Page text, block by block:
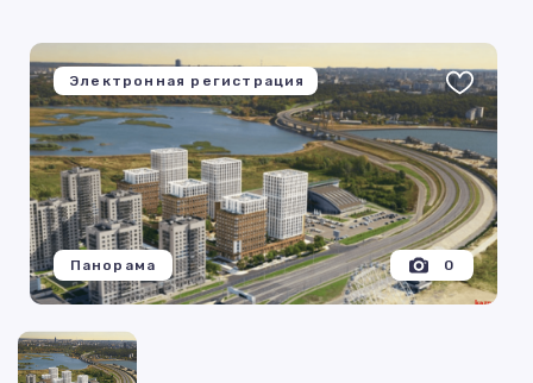
Электронная регистрация
0
Панорама